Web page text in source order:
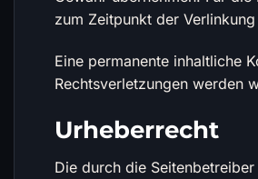
zum Zeitpunkt der
Eine permanente inhaltliche
Rechtsverletzungen werden
Urheberrecht
Die durch die